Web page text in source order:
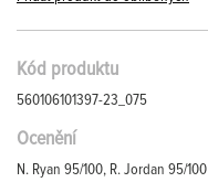
Kód produktu
560106101397-23_075
Ocenění
N. Ryan 95/100, R. Jordan 95/100